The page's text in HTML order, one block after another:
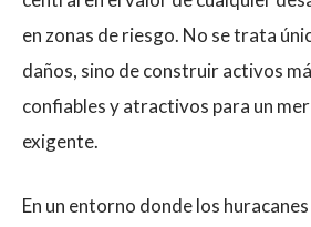
en zonas de riesgo. No se trata
daños, sino de construir activos
confiables y atractivos para un
exigente.
En un entorno donde los